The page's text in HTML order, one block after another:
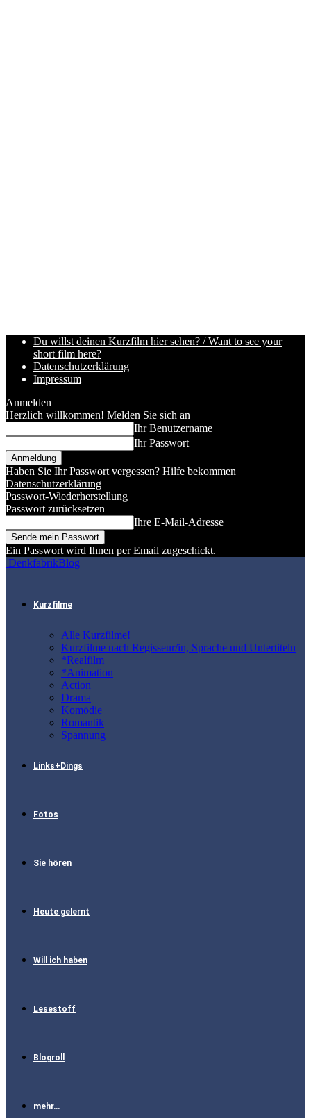
Du willst deinen Kurzfilm hier sehen? / Want to see your
short film here?
Datenschutzerklärung
Impressum
Anmelden
Herzlich willkommen! Melden Sie sich an
Ihr Benutzername
Ihr Passwort
Haben Sie Ihr Passwort vergessen? Hilfe bekommen
Datenschutzerklärung
Passwort-Wiederherstellung
Passwort zurücksetzen
Ihre E-Mail-Adresse
Ein Passwort wird Ihnen per Email zugeschickt.
DenkfabrikBlog
Kurzfilme
Alle Kurzfilme!
Kurzfilme nach Regisseur/in, Sprache und Untertiteln
*Realfilm
*Animation
Action
Drama
Komödie
Romantik
Spannung
Links+Dings
Fotos
Sie hören
Heute gelernt
Will ich haben
Lesestoff
Blogroll
mehr…